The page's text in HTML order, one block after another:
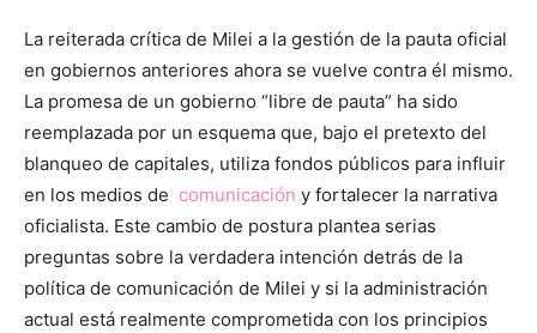
La reiterada crítica de Milei a la gestión de la pauta oficial
en gobiernos anteriores ahora se vuelve contra él mismo.
La promesa de un gobierno “libre de pauta” ha sido
reemplazada por un esquema que, bajo el pretexto del
blanqueo de capitales, utiliza fondos públicos para influir
en los medios de comunicación y fortalecer la narrativa
oficialista. Este cambio de postura plantea serias
preguntas sobre la verdadera intención detrás de la
política de comunicación de Milei y si la administración
actual está realmente comprometida con los principios